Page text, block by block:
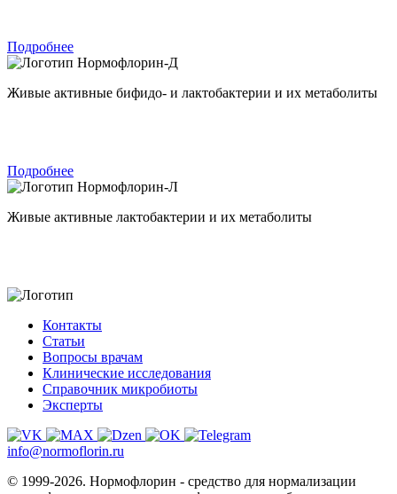
Подробнее
Нормофлорин-Д
Живые активные бифидо- и лактобактерии и их метаболиты
Подробнее
Нормофлорин-Л
Живые активные лактобактерии и их метаболиты
Контакты
Статьи
Вопросы врачам
Клинические исследования
Справочник микробиоты
Эксперты
info@normoflorin.ru
© 1999-2026. Нормофлорин - средство для нормализации